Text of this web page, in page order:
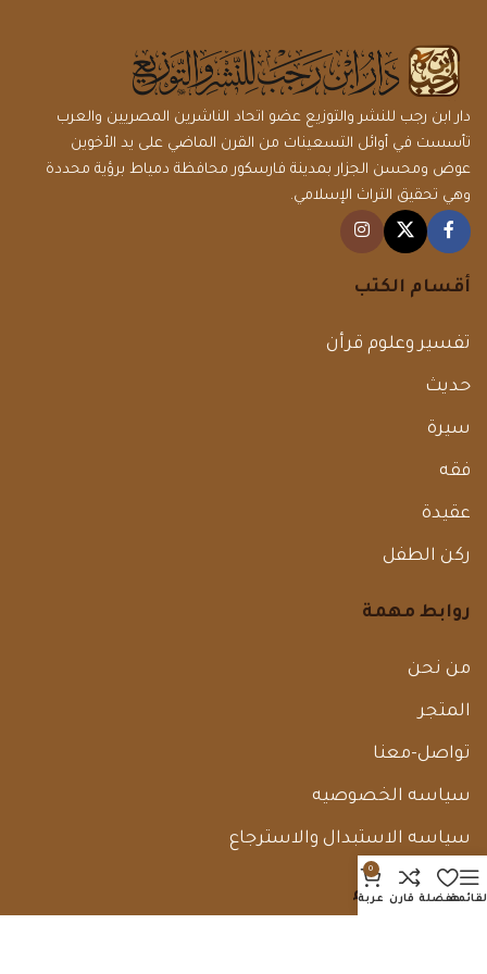
دار ابن رجب للنشر والتوزيع عضو اتحاد الناشرين المصريين والعرب
تأسست في أوائل التسعينات من القرن الماضي على يد الأخوين
عوض ومحسن الجزار بمدينة فارسكور محافظة دمياط برؤية محددة
وهي تحقيق التراث الإسلامي.
أقسام الكتب
تفسير وعلوم قرأن
حديث
سيرة
فقه
عقيدة
ركن الطفل
روابط مهمة
من نحن
المتجر
تواصل-معنا
سياسه الخصوصيه
سياسه الاستبدال والاسترجاع
خدمة العملاء
مفضلة قارن
0
عربة